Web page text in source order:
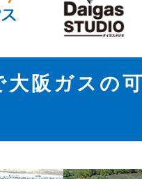
阪ガスの